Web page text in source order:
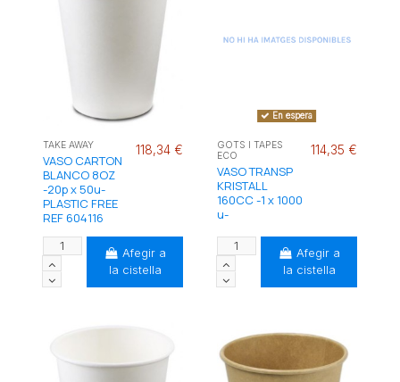
TAKE AWAY
VASO CARTON
BLANCO 8OZ
-20p x 50u-
PLASTIC FREE
REF 604116
118,34 €
Afegir a
la cistella
En espera
GOTS I TAPES
ECO
VASO TRANSP
KRISTALL
160CC -1 x 1000
u-
114,35 €
Afegir a
la cistella